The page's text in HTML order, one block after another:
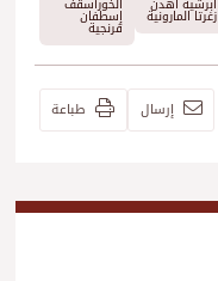
زغرتا المارونية إسطفان
فرنجية
إرسال طباعة